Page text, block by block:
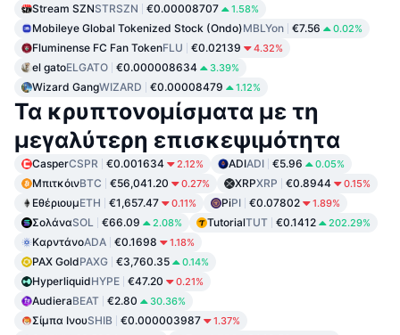
Stream SZNSTRSZN €0.00008707 1.58%
Mobileye Global Tokenized Stock (Ondo)MBLYon €7.56 0.02%
Fluminense FC Fan TokenFLU €0.02139 4.32%
el gatoELGATO €0.000008634 3.39%
Wizard GangWIZARD €0.00008479 1.12%
Τα κρυπτονομίσματα με τη
μεγαλύτερη επισκεψιμότητα
CasperCSPR €0.001634 2.12% ADIADI €5.96 0.05%
ΜπιτκόινBTC €56,041.20 0.27% XRPXRP €0.8944 0.15%
ΕθέριουμETH €1,657.47 0.11% PiPI €0.07802 1.89%
ΣολάναSOL €66.09 2.08% TutorialTUT €0.1412 202.29%
ΚαρντάνοADA €0.1698 1.18%
PAX GoldPAXG €3,760.35 0.14%
HyperliquidHYPE €47.20 0.21%
AudieraBEAT €2.80 30.36%
Σίμπα ΙνουSHIB €0.000003987 1.37%